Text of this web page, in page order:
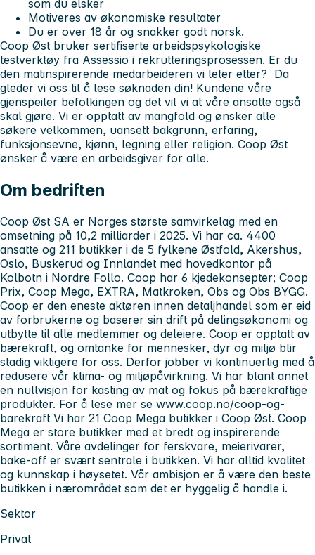
som du elsker
Motiveres av økonomiske resultater
Du er over 18 år og snakker godt norsk.
Coop Øst bruker sertifiserte arbeidspsykologiske
testverktøy fra Assessio i rekrutteringsprosessen. Er du
den matinspirerende medarbeideren vi leter etter? Da
gleder vi oss til å lese søknaden din! Kundene våre
gjenspeiler befolkingen og det vil vi at våre ansatte også
skal gjøre. Vi er opptatt av mangfold og ønsker alle
søkere velkommen, uansett bakgrunn, erfaring,
funksjonsevne, kjønn, legning eller religion. Coop Øst
ønsker å være en arbeidsgiver for alle.
Om bedriften
Coop Øst SA er Norges største samvirkelag med en
omsetning på 10,2 milliarder i 2025. Vi har ca. 4400
ansatte og 211 butikker i de 5 fylkene Østfold, Akershus,
Oslo, Buskerud og Innlandet med hovedkontor på
Kolbotn i Nordre Follo. Coop har 6 kjedekonsepter; Coop
Prix, Coop Mega, EXTRA, Matkroken, Obs og Obs BYGG.
Coop er den eneste aktøren innen detaljhandel som er eid
av forbrukerne og baserer sin drift på delingsøkonomi og
utbytte til alle medlemmer og deleiere. Coop er opptatt av
bærekraft, og omtanke for mennesker, dyr og miljø blir
stadig viktigere for oss. Derfor jobber vi kontinuerlig med å
redusere vår klima- og miljøpåvirkning. Vi har blant annet
en nullvisjon for kasting av mat og fokus på bærekraftige
produkter. For å lese mer se www.coop.no/coop-og-
barekraft Vi har 21 Coop Mega butikker i Coop Øst. Coop
Mega er store butikker med et bredt og inspirerende
sortiment. Våre avdelinger for ferskvare, meierivarer,
bake-off er svært sentrale i butikken. Vi har alltid kvalitet
og kunnskap i høysetet. Vår ambisjon er å være den beste
butikken i nærområdet som det er hyggelig å handle i.
Sektor
Privat